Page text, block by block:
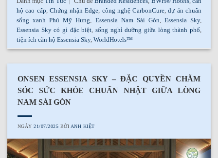
hộ cao cấp Chứng nhận Edge công nghệ CarbonCure ,dự án chuẩn
sống xanh Phú Mỹ Hưng
Essensia Nam Sài Gòn Essensia Sky,
Essensia Sky có gì đặc biệt ,sống nghỉ dưỡng giữa lòng thành phố,
tiện ích căn hộ Essensia Sky,WorldHotels™
ONSEN ESSENSIA SKY – ĐẶC QUYỀN CHĂM
SÓC SỨC KHỎE CHUẨN NHẬT GIỮA LÒNG
NAM SÀI GÒN
NGÀY21/07/2025 BỞI ANH KIỆT